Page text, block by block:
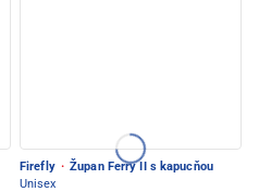
Firefly · Župan Ferry II s kapucňou
Unisex